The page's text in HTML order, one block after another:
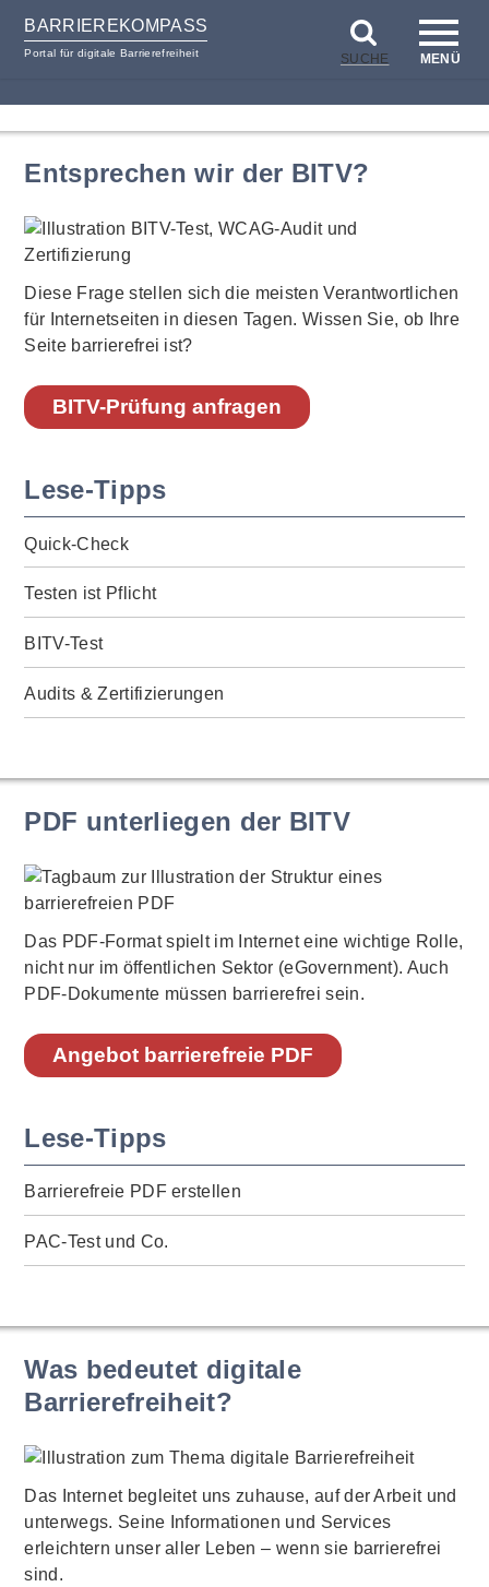
BARRIEREKOMPASS
Portal für digitale Barrierefreiheit SUCHE MENÜ
Entsprechen wir der BITV?
Diese Frage stellen sich die meisten Verantwortlichen
für Internetseiten in diesen Tagen. Wissen Sie, ob Ihre
Seite barrierefrei ist?
BITV-Prüfung anfragen
Lese-Tipps
Quick-Check
Testen ist Pflicht
BITV-Test
Audits & Zertifizierungen
PDF unterliegen der BITV
Das PDF-Format spielt im Internet eine wichtige Rolle,
nicht nur im öffentlichen Sektor (eGovernment). Auch
PDF-Dokumente müssen barrierefrei sein.
Angebot barrierefreie PDF
Lese-Tipps
Barrierefreie PDF erstellen
PAC-Test und Co.
Was bedeutet digitale
Barrierefreiheit?
Das Internet begleitet uns zuhause, auf der Arbeit und
unterwegs. Seine Informationen und Services
erleichtern unser aller Leben – wenn sie barrierefrei
sind.